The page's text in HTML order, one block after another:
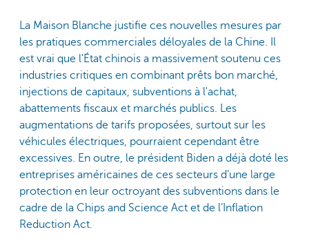
La Maison Blanche justifie ces nouvelles mesures par
les pratiques commerciales déloyales de la Chine. Il
est vrai que l'État chinois a massivement soutenu ces
industries critiques en combinant prêts bon marché,
injections de capitaux, subventions à l'achat,
abattements fiscaux et marchés publics. Les
augmentations de tarifs proposées, surtout sur les
véhicules électriques, pourraient cependant être
excessives. En outre, le président Biden a déjà doté les
entreprises américaines de ces secteurs d’une large
protection en leur octroyant des subventions dans le
cadre de la Chips and Science Act et de l’Inflation
Reduction Act.